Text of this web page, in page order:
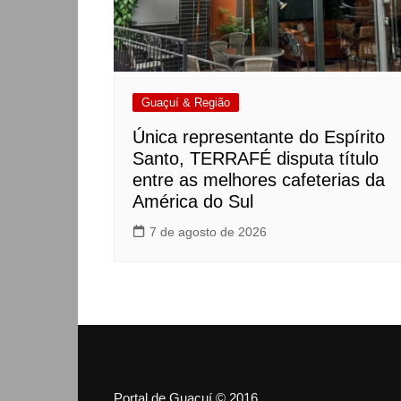
Guaçuí & Região
Única representante do Espírito
Santo, TERRAFÉ disputa título
entre as melhores cafeterias da
América do Sul
7 de agosto de 2026
Portal de Guaçuí © 2016